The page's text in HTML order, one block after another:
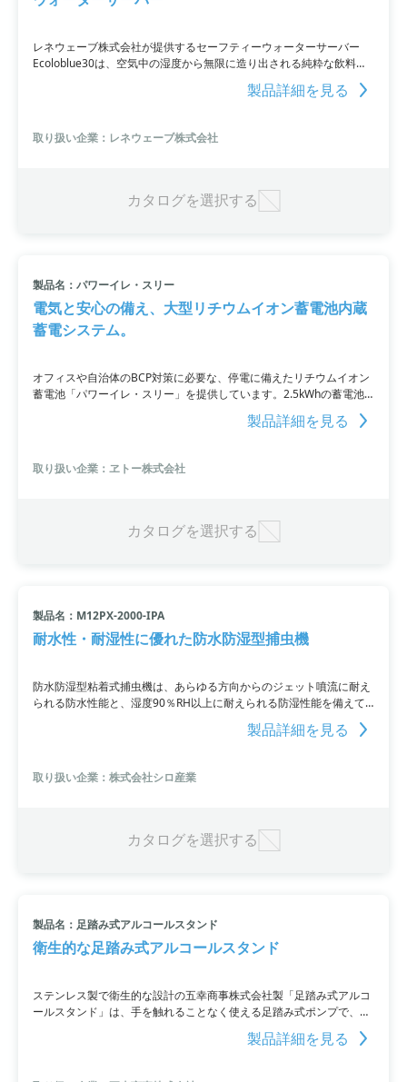
レネウェーブ株式会社が提供するセーフティーウォーターサーバー
Ecoloblue30は、空気中の湿度から無限に造り出される純粋な飲料水
をご家庭やオフィスで利用することができます。最大製水量は1日最
大30Lであり、12個のフィルタリング工程を経て安心安全な水を生
す。また、水道水と直結して浄水器としても利用可能。さらに、除菌
殺菌やPM2.5の取除きなどの機能も備え、ミネラル豊富な水素水を生
製品詳細を見る
取り扱い企業：レネウェーブ株式会社
カタログを選択する
製品名：パワーイレ・スリー
電気と安心の備え、大型リチウムイオン蓄電池内蔵
蓄電システム。
オフィスや自治体のBCP対策に必要な、停電に備えたリチウムイオン
蓄電池「パワーイレ・スリー」を提供しています。2.5kWhの蓄電池
容量と小型軽量化、効率の向上など機能面で優れ、組立や工事も不要
なため簡単に設置可能。また、クラウドサービス「エリークラウド」
に、太陽光パネルからの直接充電も可能です。安心と信頼の証である
TUV-Sマークも取得。365日のモニタリングサポートも無料で提供し
製品詳細を見る
取り扱い企業：ヱトー株式会社
カタログを選択する
製品名：M12PX-2000-IPA
耐水性・耐湿性に優れた防水防湿型捕虫機
防水防湿型粘着式捕虫機は、あらゆる方向からのジェット噴流に耐え
られる防水性能と、湿度90％RH以上に耐えられる防湿性能を備えて
います。オフィスやその他の場所で使用される備品として、長期間の
製品詳細を見る
取り扱い企業：株式会社シロ産業
カタログを選択する
製品名：足踏み式アルコールスタンド
衛生的な足踏み式アルコールスタンド
ステンレス製で衛生的な設計の五幸商事株式会社製「足踏み式アルコ
ールスタンド」は、手を触れることなく使える足踏み式ポンプで、さ
まざまなサイズのアルコールディスペンサーに対応しています。受付
やエントランス、店舗の入口などに最適な製品です。価格は税抜きで
問い合わせください。
製品詳細を見る